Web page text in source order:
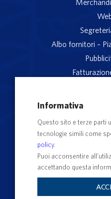
Albo fornitori –
Sedi
Albo
Informativa
Questo sito e terze parti
tecnologie simili come
policy.
Puoi acconsentire
accettando questa